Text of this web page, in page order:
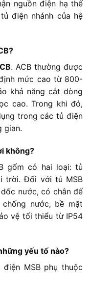
nguồn điện hạ thế
điện nhánh của hệ
. ACB thường được
mức cao từ 800-
khả năng cắt dòng
cao. Trong khi đó,
trong các tủ điện
gian.
không?
gốm có hai loại: tủ
trời. Đối với tủ MSB
nước, có chân đế
nước, bề mặt
vệ tối thiểu từ IP54
yếu tố nào?
MSB phụ thuộc